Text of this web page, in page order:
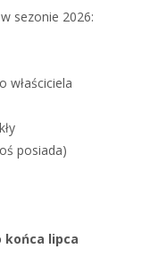
sezonie 2026:
właściciela
posiada)
końca lipca